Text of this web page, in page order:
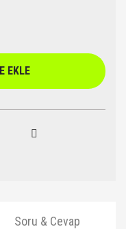
EKLE
Soru & Cevap